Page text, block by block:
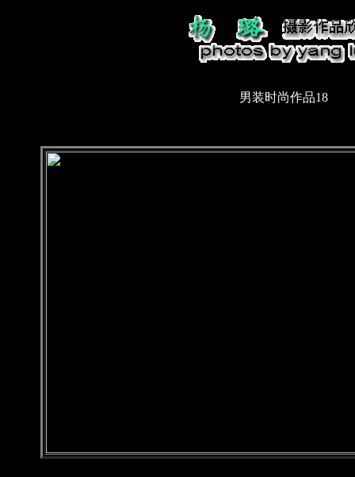
男装时尚作品18